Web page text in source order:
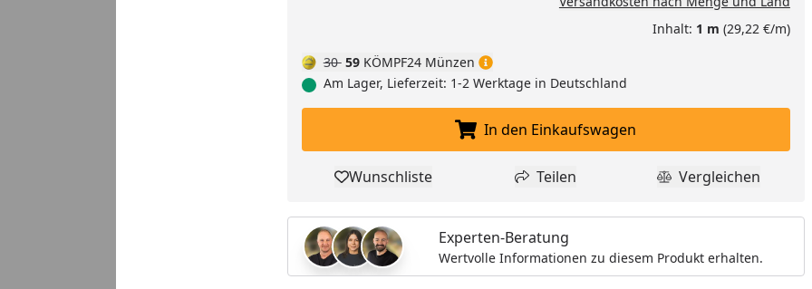
Inhalt: 1 m (29,22 €/m)
30 59 KÖMPF24 Münzen
Am Lager, Lieferzeit: 1-2 Werktage in Deutschland
In den Einkaufswagen legen
In den Einkaufswagen
Produkt zur Wunschliste hinzufügen
Wunschliste Teilen
Teilen Produkt
Vergleichen
Experten-Beratung
Wertvolle Informationen zu diesem Produkt erhalten.